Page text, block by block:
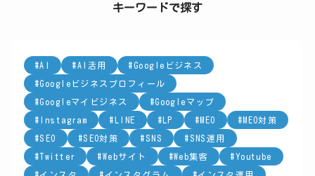
キーワードで探す
AI AI活用 Googleビジネス
Googleビジネスプロフィール
Googleマイビジネス Googleマップ
Instagram LINE LP MEO MEO対策
SEO SEO対策 SNS SNS運用
Twitter Webサイト Web集客 Youtube
インスタ インスタグラム インスタ運用